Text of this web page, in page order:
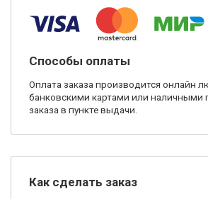
Способы оплаты
Оплата заказа производится онлайн
банковскими картами или наличными
заказа в пункте выдачи.
Как сделать заказ